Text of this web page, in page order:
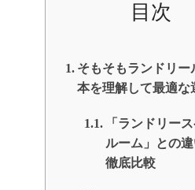
目次
そもそもランドリー
本を理解して最適な
「ランドリー
ルーム」との
徹底比較